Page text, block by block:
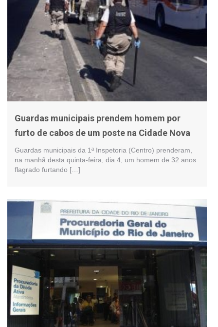
Guardas municipais prendem homem por
furto de cabos de um poste na Cidade Nova
Guardas municipais da 1ª Inspetoria (Centro) prenderam,
na manhã desta quinta-feira, dia 4, um homem de 32 anos
flagrado furtando […]